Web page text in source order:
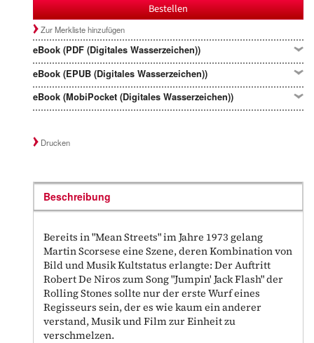
Bestellen
Zur Merkliste hinzufügen
eBook (PDF (Digitales Wasserzeichen))
eBook (EPUB (Digitales Wasserzeichen))
eBook (MobiPocket (Digitales Wasserzeichen))
Drucken
Beschreibung
Bereits in "Mean Streets" im Jahre 1973 gelang
Martin Scorsese eine Szene, deren Kombination von
Bild und Musik Kultstatus erlangte: Der Auftritt
Robert De Niros zum Song "Jumpin' Jack Flash" der
Rolling Stones sollte nur der erste Wurf eines
Regisseurs sein, der es wie kaum ein anderer
verstand, Musik und Film zur Einheit zu
verschmelzen.